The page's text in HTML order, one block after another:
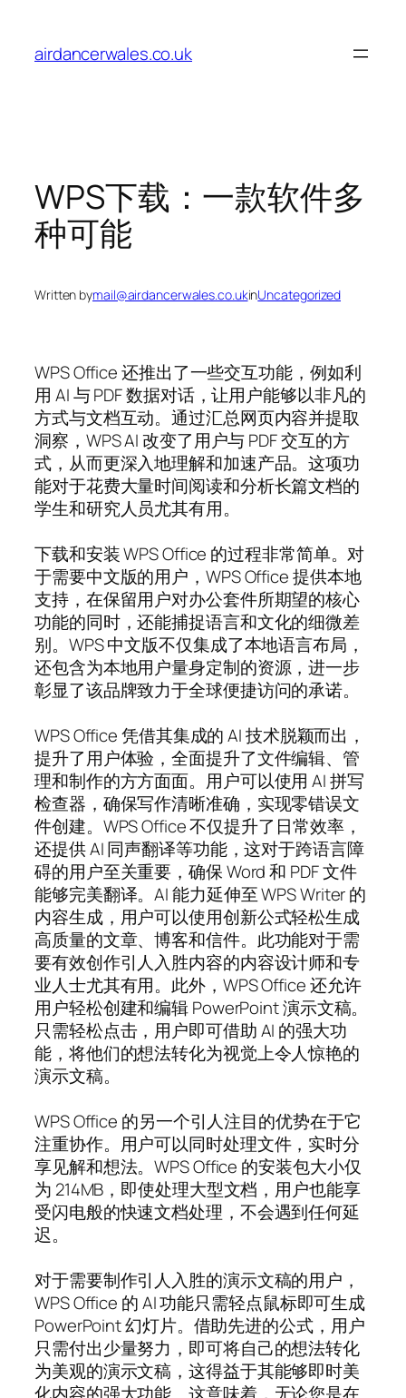
content
airdancerwales.co.uk
WPS下载：一款软件多
种可能
Written bymail@airdancerwales.co.ukinUncategorized
WPS Office 还推出了一些交互功能，例如利
用 AI 与 PDF 数据对话，让用户能够以非凡的
方式与文档互动。通过汇总网页内容并提取
洞察，WPS AI 改变了用户与 PDF 交互的方
式，从而更深入地理解和加速产品。这项功
能对于花费大量时间阅读和分析长篇文档的
学生和研究人员尤其有用。
下载和安装 WPS Office 的过程非常简单。对
于需要中文版的用户，WPS Office 提供本地
支持，在保留用户对办公套件所期望的核心
功能的同时，还能捕捉语言和文化的细微差
别。WPS 中文版不仅集成了本地语言布局，
还包含为本地用户量身定制的资源，进一步
彰显了该品牌致力于全球便捷访问的承诺。
WPS Office 凭借其集成的 AI 技术脱颖而出，
提升了用户体验，全面提升了文件编辑、管
理和制作的方方面面。用户可以使用 AI 拼写
检查器，确保写作清晰准确，实现零错误文
件创建。WPS Office 不仅提升了日常效率，
还提供 AI 同声翻译等功能，这对于跨语言障
碍的用户至关重要，确保 Word 和 PDF 文件
能够完美翻译。AI 能力延伸至 WPS Writer 的
内容生成，用户可以使用创新公式轻松生成
高质量的文章、博客和信件。此功能对于需
要有效创作引人入胜内容的内容设计师和专
业人士尤其有用。此外，WPS Office 还允许
用户轻松创建和编辑 PowerPoint 演示文稿。
只需轻松点击，用户即可借助 AI 的强大功
能，将他们的想法转化为视觉上令人惊艳的
演示文稿。
WPS Office 的另一个引人注目的优势在于它
注重协作。用户可以同时处理文件，实时分
享见解和想法。WPS Office 的安装包大小仅
为 214MB，即使处理大型文档，用户也能享
受闪电般的快速文档处理，不会遇到任何延
迟。
对于需要制作引人入胜的演示文稿的用户，
WPS Office 的 AI 功能只需轻点鼠标即可生成
PowerPoint 幻灯片。借助先进的公式，用户
只需付出少量努力，即可将自己的想法转化
为美观的演示文稿，这得益于其能够即时美